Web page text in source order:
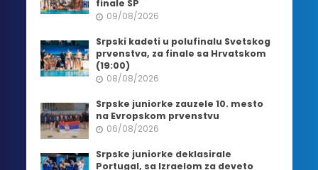
finale SP
09/08/2026
Srpski kadeti u polufinalu Svetskog
prvenstva, za finale sa Hrvatskom
(19:00)
08/08/2026
Srpske juniorke zauzele 10. mesto
na Evropskom prvenstvu
06/08/2026
Srpske juniorke deklasirale
Portugal, sa Izraelom za deveto